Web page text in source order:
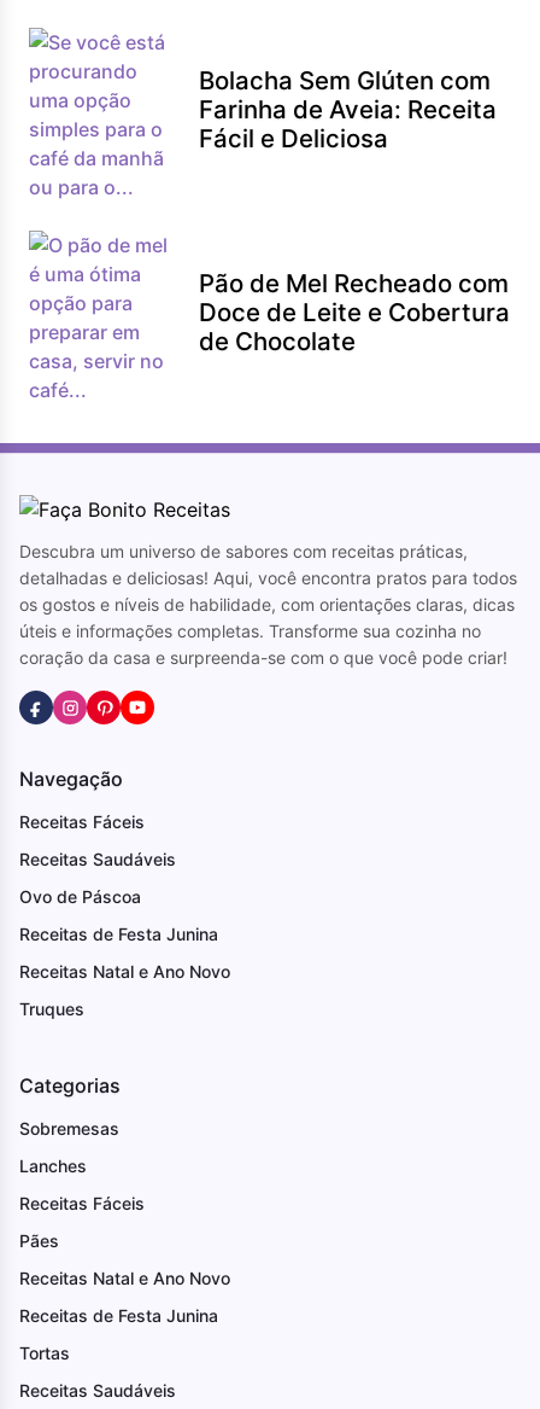
Bolacha Sem Glúten com
Farinha de Aveia: Receita
Fácil e Deliciosa
Pão de Mel Recheado com
Doce de Leite e Cobertura
de Chocolate
Descubra um universo de sabores com receitas práticas,
detalhadas e deliciosas! Aqui, você encontra pratos para todos
os gostos e níveis de habilidade, com orientações claras, dicas
úteis e informações completas. Transforme sua cozinha no
coração da casa e surpreenda-se com o que você pode criar!
Navegação
Receitas Fáceis
Receitas Saudáveis
Ovo de Páscoa
Receitas de Festa Junina
Receitas Natal e Ano Novo
Truques
Categorias
Sobremesas
Lanches
Receitas Fáceis
Pães
Receitas Natal e Ano Novo
Receitas de Festa Junina
Tortas
Receitas Saudáveis